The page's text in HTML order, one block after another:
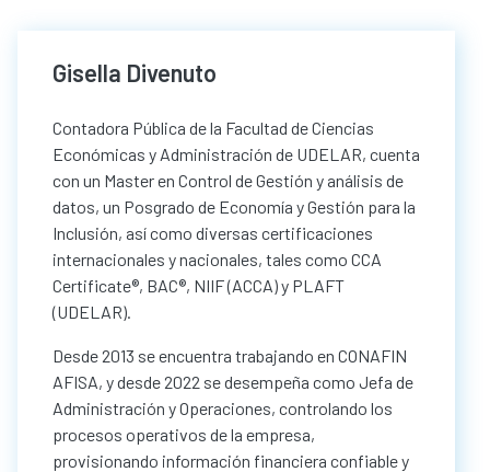
Gisella Divenuto
Contadora Pública de la Facultad de Ciencias
Económicas y Administración de UDELAR, cuenta
con un Master en Control de Gestión y análisis de
datos, un Posgrado de Economía y Gestión para la
Inclusión, así como diversas certificaciones
internacionales y nacionales, tales como CCA
Certificate®, BAC®, NIIF (ACCA) y PLAFT
(UDELAR).
Desde 2013 se encuentra trabajando en CONAFIN
AFISA, y desde 2022 se desempeña como Jefa de
Administración y Operaciones, controlando los
procesos operativos de la empresa,
provisionando información financiera confiable y